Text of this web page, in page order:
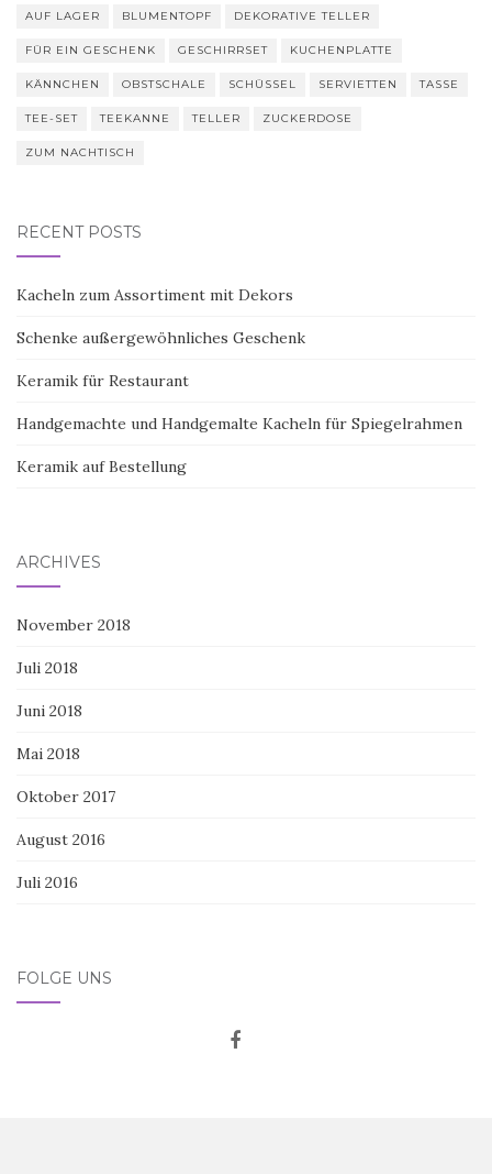
AUF LAGER BLUMENTOPF DEKORATIVE TELLER
FÜR EIN GESCHENK GESCHIRRSET KUCHENPLATTE
KÄNNCHEN OBSTSCHALE SCHÜSSEL SERVIETTEN TASSE
TEE-SET TEEKANNE TELLER ZUCKERDOSE
ZUM NACHTISCH
RECENT POSTS
Kacheln zum Assortiment mit Dekors
Schenke außergewöhnliches Geschenk
Keramik für Restaurant
Handgemachte und Handgemalte Kacheln für Spiegelrahmen
Keramik auf Bestellung
ARCHIVES
November 2018
Juli 2018
Juni 2018
Mai 2018
Oktober 2017
August 2016
Juli 2016
FOLGE UNS